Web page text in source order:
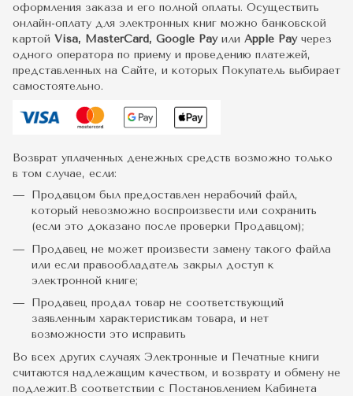
оформления заказа и его полной оплаты. Осуществить
онлайн-оплату для электронных книг можно банковской
картой Visa, MasterCard, Google Pay или Apple Payчерез
одного оператора по приему и проведению платежей,
представленных на Сайте, и которых Покупатель выбирает
самостоятельно.
Возврат уплаченных денежных средств возможно только
в том случае, если:
Продавцом был предоставлен нерабочий файл,
который невозможно воспроизвести или сохранить
(если это доказано после проверки Продавцом);
Продавец не может произвести замену такого файла
или если правообладатель закрыл доступ к
электронной книге;
Продавец продал товар не соответствующий
заявленным характеристикам товара, и нет
возможности это исправить
Во всех других случаях Электронные и Печатные книги
считаются надлежащим качеством, и возврату и обмену не
подлежит.В соответствии с Постановлением Кабинета